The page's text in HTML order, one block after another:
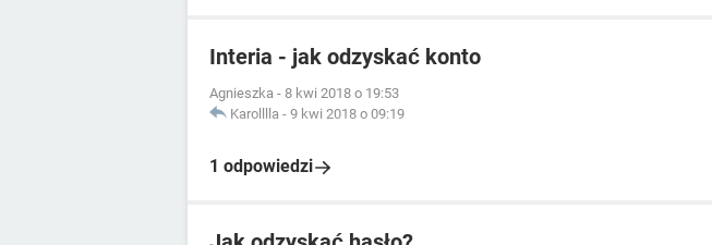
Interia - jak odzyskać konto
Agnieszka - 8 kwi 2018 o 19:53
Karolllla - 9 kwi 2018 o 09:19
1 odpowiedzi